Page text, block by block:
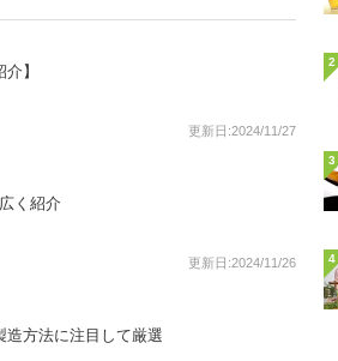
】
更新日:2024/11/27
く紹介
更新日:2024/11/26
造方法に注目して厳選
2
3
4